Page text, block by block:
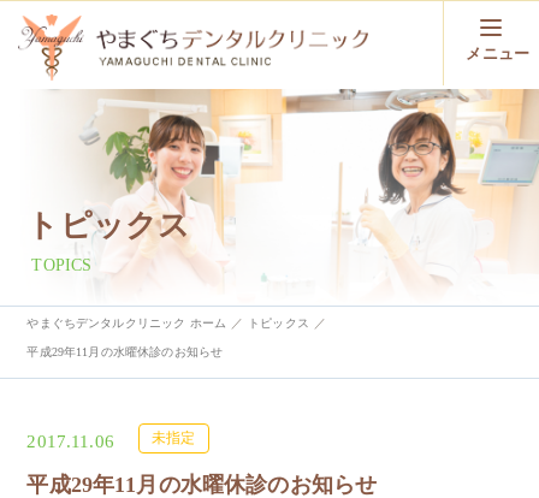
メニュー
トピックス
TOPICS
やまぐちデンタルクリニック ホーム トピックス
平成29年11月の水曜休診のお知らせ
2017.11.06 未指定
平成29年11月の水曜休診のお知らせ